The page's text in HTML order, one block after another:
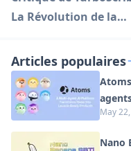
La Révolution de la
par l'IA
Articles populaires
May
Nano